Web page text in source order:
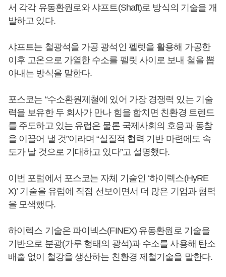
서 각각 유동환원로와 샤프트(Shaft)로 방식의 기술을 개
발하고 있다.
샤프트는 철광석을 가공 광석인 펠렛을 활용해 가공한
이후 고온으로 가열한 수소를 펠릿 사이로 보내 철을 뽑
아내는 방식을 말한다.
포스코는 “수소환원제철에 있어 가장 경쟁력 있는 기술
력을 보유한 두 회사가 만나 힘을 합치면 친환경 트렌드
를 주도하고 있는 유럽은 물론 국제사회의 호응과 동참
을 이끌어 낼 것”이라며 “실질적 협력 기반 마련에도 속
도가 날 것으로 기대하고 있다”고 설명했다.
이번 포럼에서 포스코는 자체 기술인 ‘하이렉스(HyRE
X)’ 기술을 유럽에 직접 선보이면서 더 많은 기업과 협력
을 모색했다.
하이렉스 기술은 파이넥스(FINEX) 유동환원로 기술을
기반으로 분광(가루 형태의 광석)과 수소를 사용해 탄소
배출 없이 철강을 생산하는 친환경 제철기술을 말한다.